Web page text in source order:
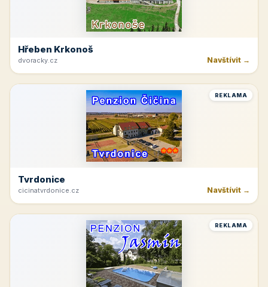
Hřeben Krkonoš
dvoracky.cz Navštívit →
REKLAMA
Tvrdonice
cicinatvrdonice.cz Navštívit →
REKLAMA